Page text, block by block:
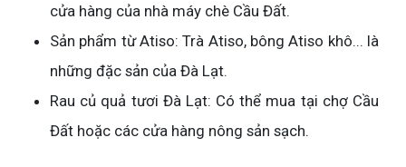
cửa hàng của nhà máy chè Cầu Đất.
Sản phẩm từ Atiso: Trà Atiso, bông Atiso khô... là
những đặc sản của Đà Lạt.
Rau củ quả tươi Đà Lạt: Có thể mua tại chợ Cầu
Đất hoặc các cửa hàng nông sản sạch.